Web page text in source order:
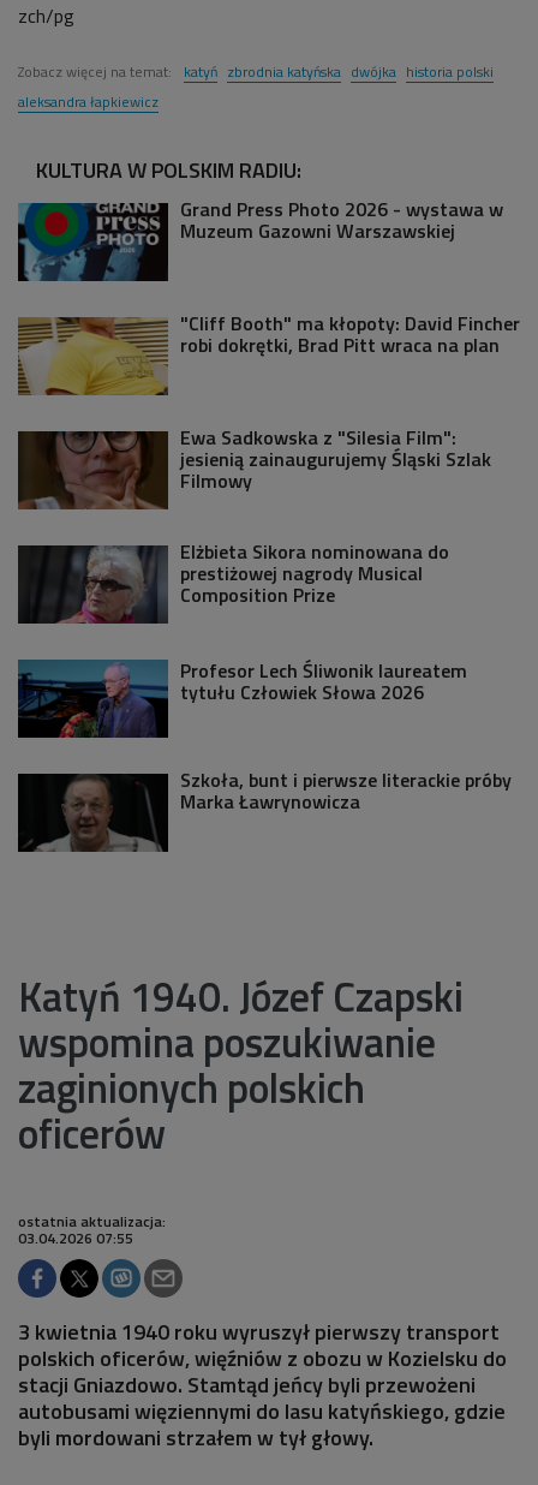
zch/pg
Zobacz więcej na temat: katyń zbrodnia katyńska dwójka historia polski
aleksandra łapkiewicz
KULTURA W POLSKIM RADIU:
Grand Press Photo 2026 - wystawa w
Muzeum Gazowni Warszawskiej
"Cliff Booth" ma kłopoty: David Fincher
robi dokrętki, Brad Pitt wraca na plan
Ewa Sadkowska z "Silesia Film":
jesienią zainaugurujemy Śląski Szlak
Filmowy
Elżbieta Sikora nominowana do
prestiżowej nagrody Musical
Composition Prize
Profesor Lech Śliwonik laureatem
tytułu Człowiek Słowa 2026
Szkoła, bunt i pierwsze literackie próby
Marka Ławrynowicza
Katyń 1940. Józef Czapski
wspomina poszukiwanie
zaginionych polskich
oficerów
ostatnia aktualizacja:
03.04.2026 07:55
3 kwietnia 1940 roku wyruszył pierwszy transport
polskich oficerów, więźniów z obozu w Kozielsku do
stacji Gniazdowo. Stamtąd jeńcy byli przewożeni
autobusami więziennymi do lasu katyńskiego, gdzie
byli mordowani strzałem w tył głowy.